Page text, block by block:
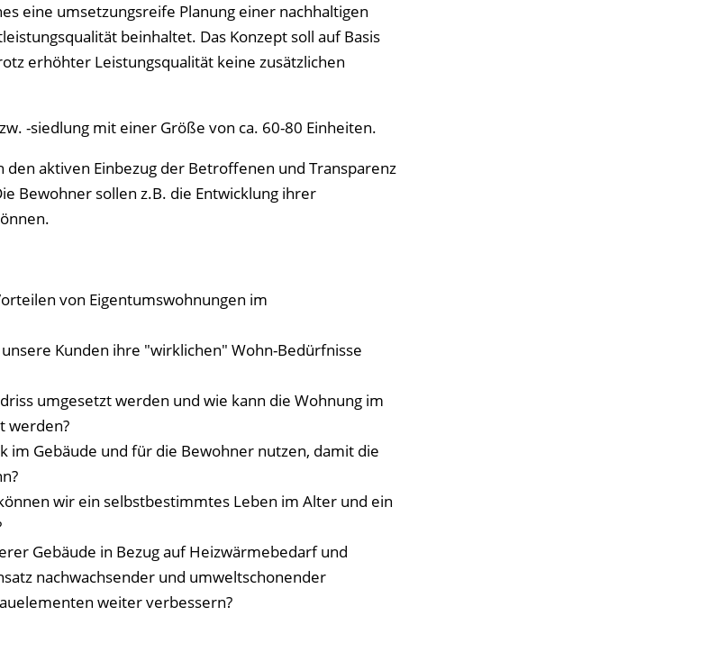
eine umsetzungsreife Planung einer nachhaltigen
beinhaltet. Das Konzept soll auf Basis
erhöhter Leistungsqualität keine zusätzlichen
-siedlung mit einer Größe von ca. 60-80 Einheiten.
aktiven Einbezug der Betroffenen und Transparenz
Bewohner sollen z.B. die Entwicklung ihrer
von Eigentumswohnungen im
Kunden ihre "wirklichen" Wohn-Bedürfnisse
umgesetzt werden und wie kann die Wohnung im
werden?
Gebäude und für die Bewohner nutzen, damit die
wir ein selbstbestimmtes Leben im Alter und ein
Gebäude in Bezug auf Heizwärmebedarf und
nachwachsender und umweltschonender
weiter verbessern?